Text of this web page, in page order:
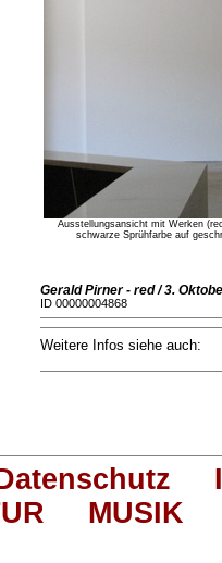
Ausstellungsansicht mit Werken
schwarze Sprühfarbe auf
Gerald Pirner - red / 3.
ID 00000004868
Weitere Infos siehe auch:
MUSIK